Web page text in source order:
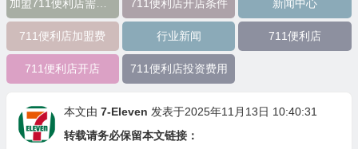
加盟711便利店需要多少？ 711便利店开店条件 新闻中心
711便利店加盟费 行业新闻 711便利店
711便利店开店 711便利店投资费用
本文由 7-Eleven 发表于2025年11月13日 10:40:31
转载请务必保留本文链接：